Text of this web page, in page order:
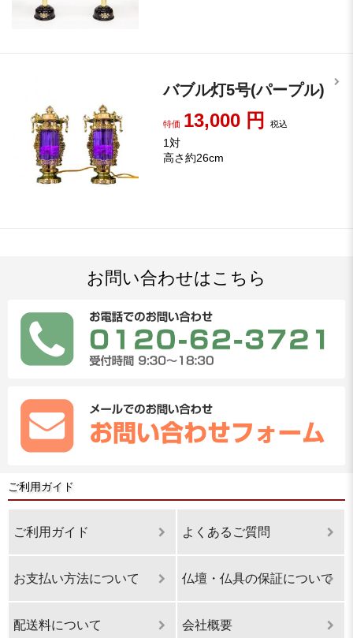
バブル灯5号(パープル)
特価 13,000 円 税込
1対
高さ約26cm
お問い合わせはこちら
ご利用ガイド
ご利用ガイド よくあるご質問
お支払い方法について 仏壇・仏具の保証について
配送料について 会社概要